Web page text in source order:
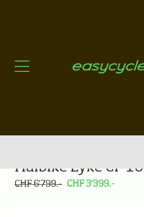
Nos critères de sélection
Haibike Lyke CF 10
CHF 6'799.-
CHF 3'399.-